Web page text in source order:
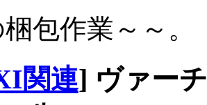
包作業～～。
関連] ヴァー